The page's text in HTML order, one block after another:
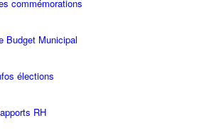
commémorations
Budget Municipal
élections
RH